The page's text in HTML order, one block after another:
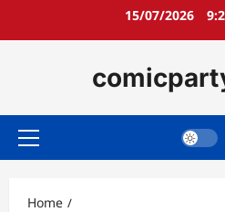
15/07/2026
Primary
Home